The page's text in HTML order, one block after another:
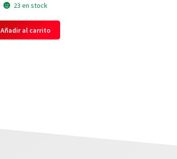
23 en stock
Añadir al carrito